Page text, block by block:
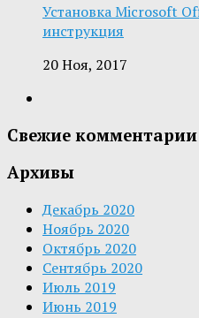
Установка Microsoft
инструкция
20 Ноя, 2017
Свежие комментарии
Архивы
Декабрь 2020
Ноябрь 2020
Октябрь 2020
Сентябрь 2020
Июль 2019
Июнь 2019